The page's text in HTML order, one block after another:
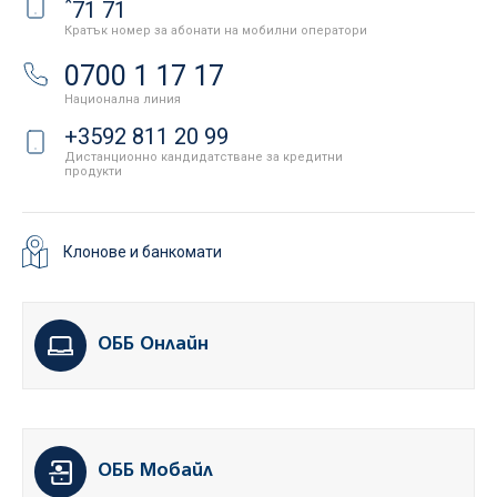
71 71
Кратък номер за абонати на мобилни оператори
0700 1 17 17
Национална линия
+3592 811 20 99
Дистанционно кандидатстване за кредитни
продукти
Клонове и банкомати
ОББ Онлайн
ОББ Мобайл